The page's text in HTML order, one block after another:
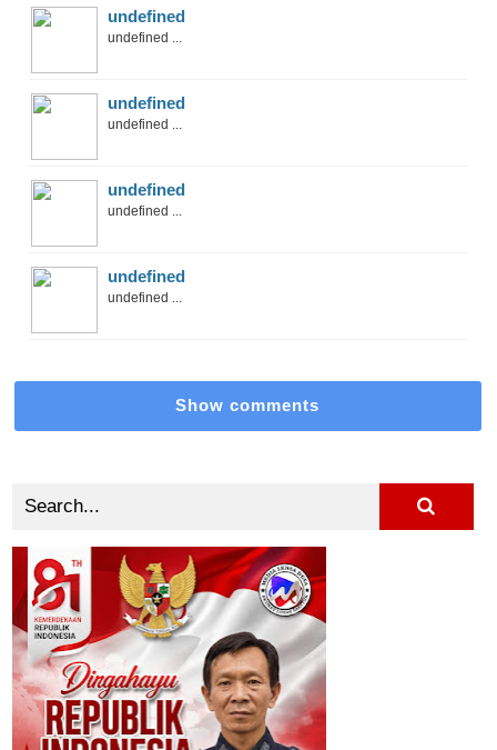
undefined
undefined ...
undefined
undefined ...
undefined
undefined ...
undefined
undefined ...
Show comments